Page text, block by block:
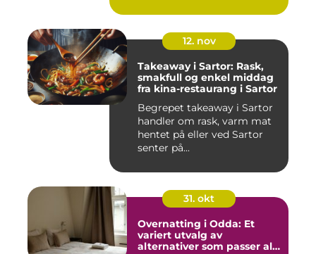
12. nov
Takeaway i Sartor: Rask,
smakfull og enkel middag
fra kina-restaurang i Sartor
Begrepet takeaway i Sartor
handler om rask, varm mat
hentet på eller ved Sartor
senter på...
31. okt
Overnatting i Odda: Et
variert utvalg av
alternativer som passer alle